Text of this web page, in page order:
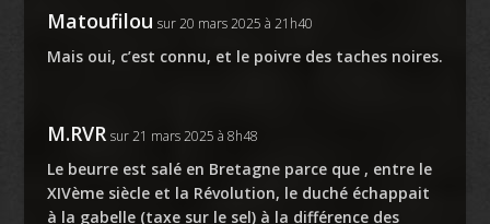
Matoufilou sur 20 mars 2025 à 21h40
Mais oui, c’est connu, et le poivre des taches noires.
M.RVR sur 21 mars 2025 à 8h48
Le beurre est salé en Bretagne parce que , entre le
XIVème siècle et la Révolution, le duché échappait
à la gabelle (taxe sur le sel) à la différence des